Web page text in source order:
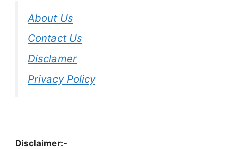
About Us
Contact Us
Disclamer
Privacy Policy
Disclaimer:-